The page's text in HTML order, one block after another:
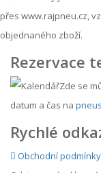
přes www.rajpneu.cz,
objednaného zboží.
Rezervace
Zde se
datum a čas na
Rychlé
Obchodní podmínky